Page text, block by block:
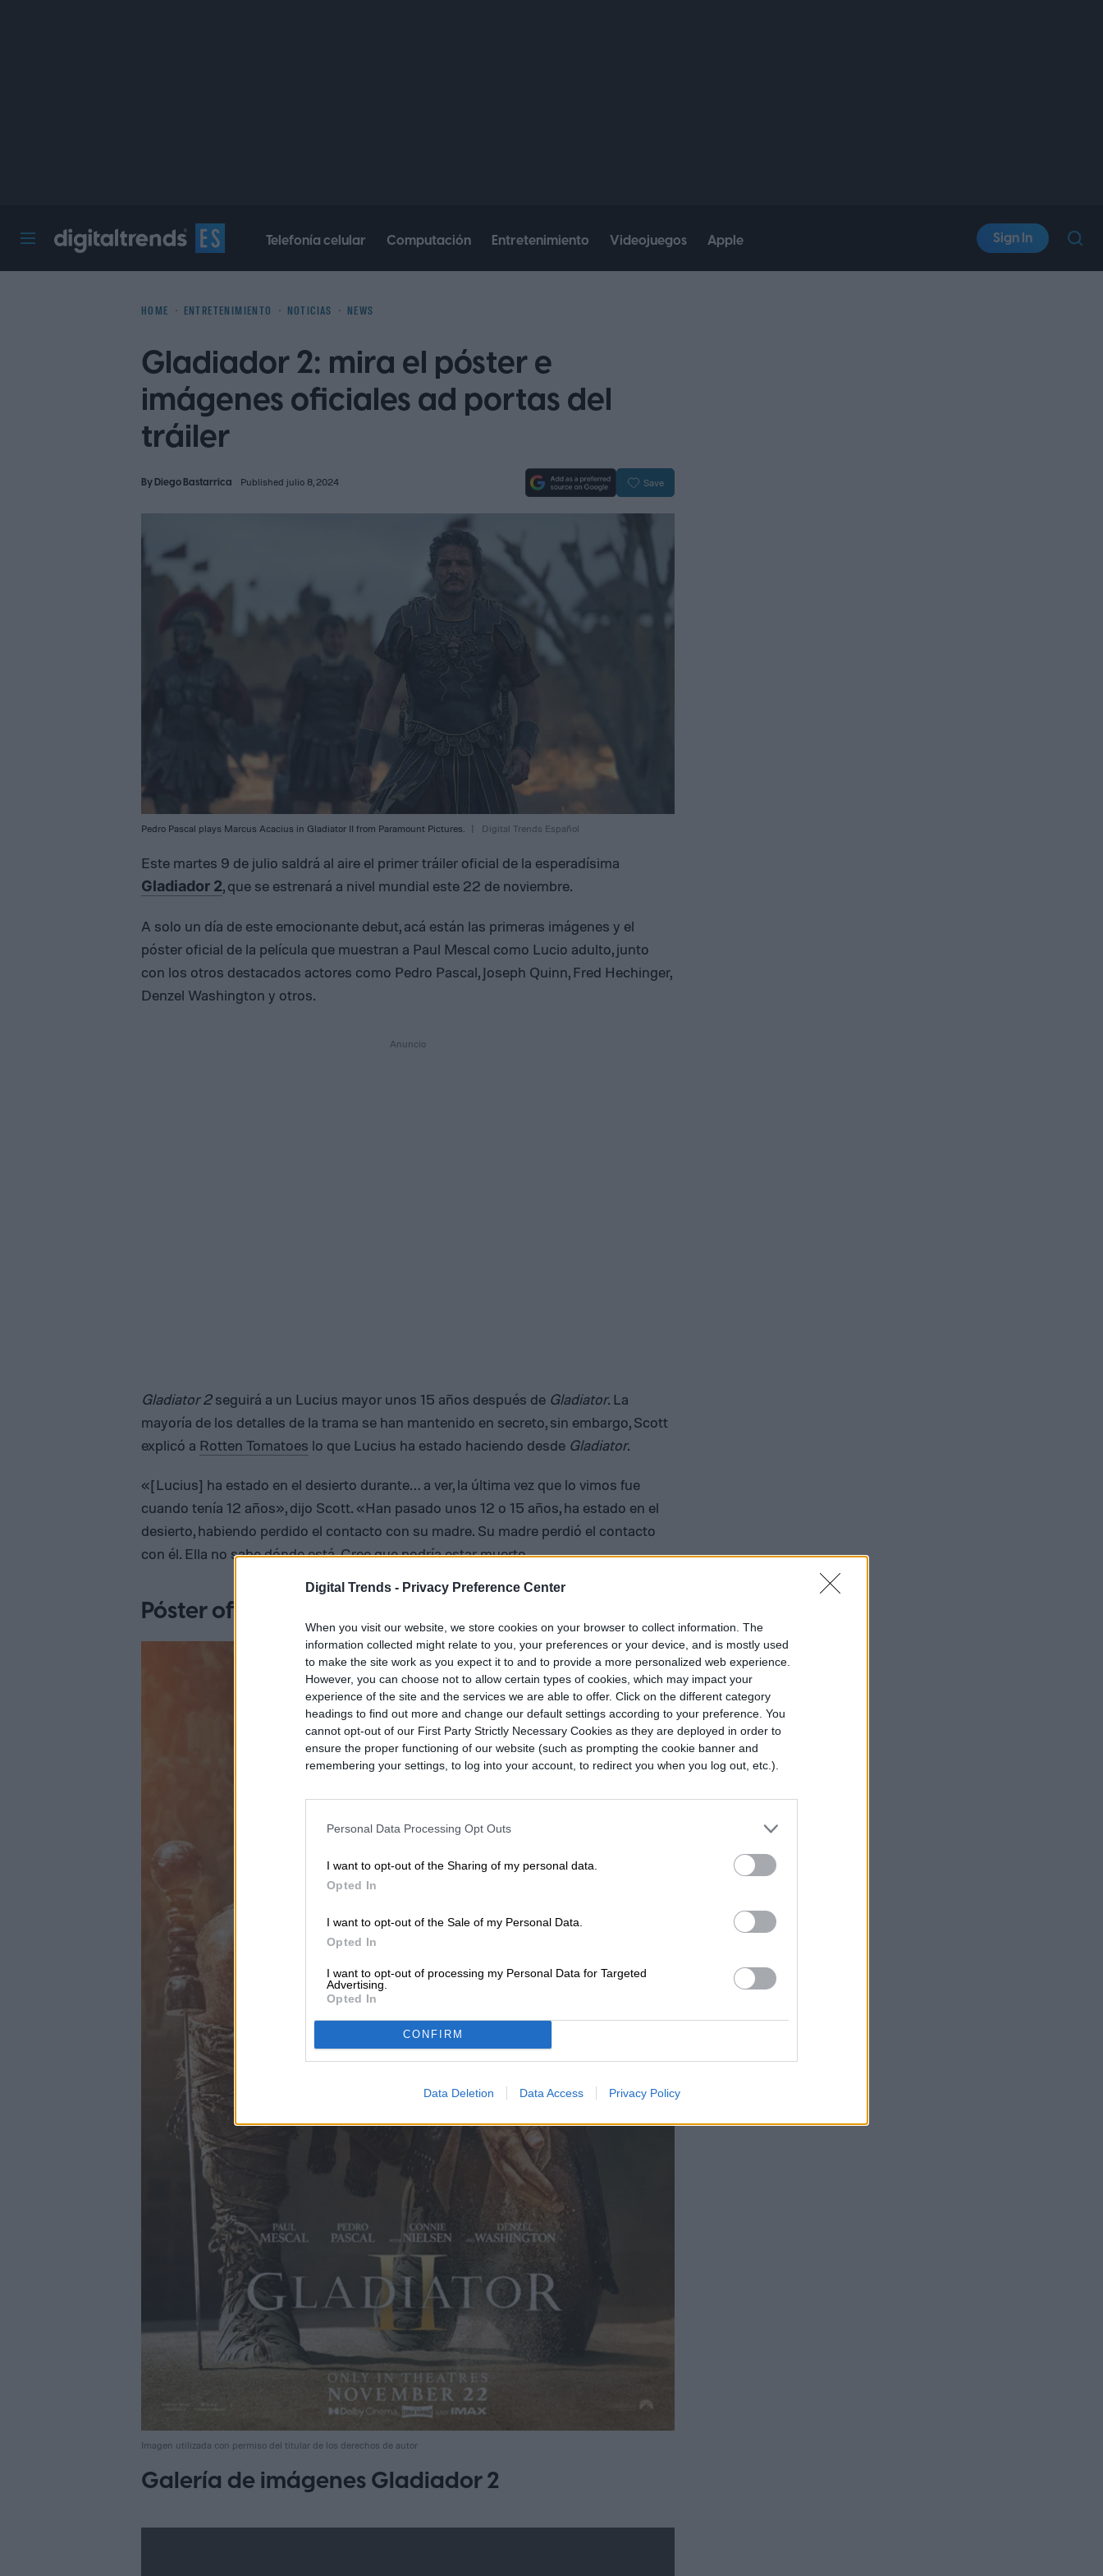
Digital Trends - Privacy Preference Center
When you visit our website, we store cookies on your browser to collect information. The
information collected might relate to you, your preferences or your device, and is mostly used
to make the site work as you expect it to and to provide a more personalized web experience.
However, you can choose not to allow certain types of cookies, which may impact your
experience of the site and the services we are able to offer. Click on the different category
headings to find out more and change our default settings according to your preference. You
cannot opt-out of our First Party Strictly Necessary Cookies as they are deployed in order to
ensure the proper functioning of our website (such as prompting the cookie banner and
remembering your settings, to log into your account, to redirect you when you log out, etc.).
Personal Data Processing Opt Outs
I want to opt-out of the Sharing of my personal data.
Opted In
I want to opt-out of the Sale of my Personal Data.
Opted In
I want to opt-out of processing my Personal Data for Targeted
Advertising.
Opted In
CONFIRM
Data Deletion Data Access Privacy Policy
Telefonía celular Computación Entretenimiento Videojuegos Apple Sign In
HOME ENTRETENIMIENTO NOTICIAS NEWS
Gladiador 2: mira el póster e
imágenes oficiales ad portas del
tráiler
ByDiego Bastarrica Published julio 8, 2024 Save
Pedro Pascal plays Marcus Acacius in Gladiator II from Paramount Pictures. Digital Trends Español
Este martes 9 de julio saldrá al aire el primer tráiler oficial de la esperadísima
Gladiador 2, que se estrenará a nivel mundial este 22 de noviembre.
A solo un día de este emocionante debut, acá están las primeras imágenes y el
póster oficial de la película que muestran a Paul Mescal como Lucio adulto, junto
con los otros destacados actores como Pedro Pascal, Joseph Quinn, Fred Hechinger,
Denzel Washington y otros.
Gladiator 2seguirá a un Lucius mayor unos 15 años después de Gladiator. La
mayoría de los detalles de la trama se han mantenido en secreto, sin embargo, Scott
explicó a Rotten Tomatoes lo que Lucius ha estado haciendo desde Gladiator.
«[Lucius] ha estado en el desierto durante… a ver, la última vez que lo vimos fue
cuando tenía 12 años», dijo Scott. «Han pasado unos 12 o 15 años, ha estado en el
desierto, habiendo perdido el contacto con su madre. Su madre perdió el contacto
con él. Ella no sabe dónde está. Cree que podría estar muerto.
Póster oficial Gladiador 2
Imagen utilizada con permiso del titular de los derechos de autor
Galería de imágenes Gladiador 2